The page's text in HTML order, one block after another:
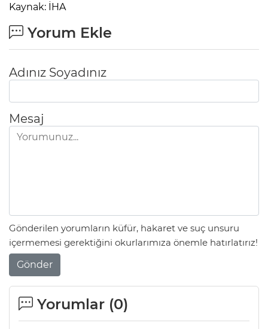
Kaynak: İHA
Yorum Ekle
Adınız Soyadınız
Mesaj
Gönderilen yorumların küfür, hakaret ve suç unsuru
içermemesi gerektiğini okurlarımıza önemle hatırlatırız!
Gönder
Yorumlar (0)